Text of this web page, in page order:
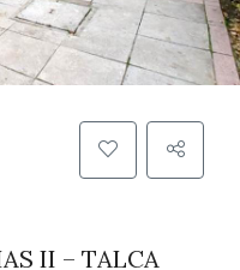
II – TALCA